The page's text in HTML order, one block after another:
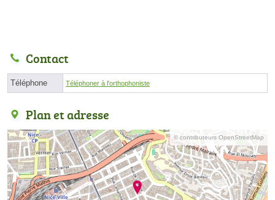
Contact
Téléphone Téléphoner à l'orthophoniste
Plan et adresse
© contributeurs OpenStreetMap